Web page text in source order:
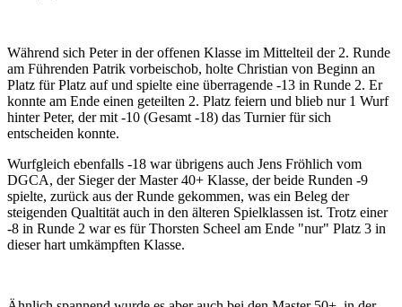
Während sich Peter in der offenen Klasse im Mittelteil der 2. Runde
am Führenden Patrik vorbeischob, holte Christian von Beginn an
Platz für Platz auf und spielte eine überragende -13 in Runde 2. Er
konnte am Ende einen geteilten 2. Platz feiern und blieb nur 1 Wurf
hinter Peter, der mit -10 (Gesamt -18) das Turnier für sich
entscheiden konnte.
Wurfgleich ebenfalls -18 war übrigens auch Jens Fröhlich vom
DGCA, der Sieger der Master 40+ Klasse, der beide Runden -9
spielte, zurück aus der Runde gekommen, was ein Beleg der
steigenden Qualtität auch in den älteren Spielklassen ist. Trotz einer
-8 in Runde 2 war es für Thorsten Scheel am Ende "nur" Platz 3 in
dieser hart umkämpften Klasse.